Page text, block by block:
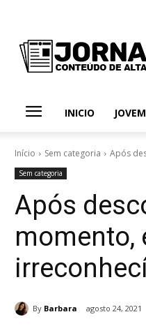
INICIO
Início Sem categoria Após
Sem categoria
Após
momento,
By Barbara agosto 24, 2021